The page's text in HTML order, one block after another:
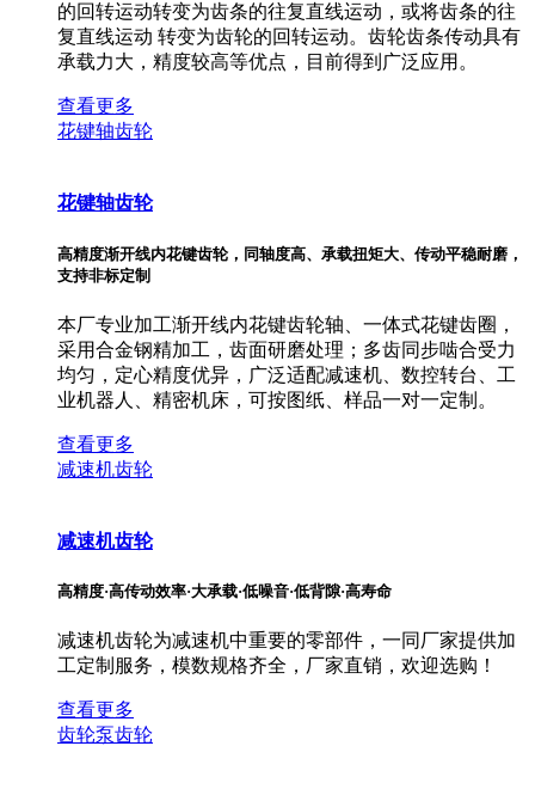
的回转运动转变为齿条的往复直线运动，或将齿条的往
复直线运动 转变为齿轮的回转运动。齿轮齿条传动具有
承载力大，精度较高等优点，目前得到广泛应用。
查看更多
花键轴齿轮
花键轴齿轮
高精度渐开线内花键齿轮，同轴度高、承载扭矩大、传动平稳耐磨，
支持非标定制
本厂专业加工渐开线内花键齿轮轴、一体式花键齿圈，
采用合金钢精加工，齿面研磨处理；多齿同步啮合受力
均匀，定心精度优异，广泛适配减速机、数控转台、工
业机器人、精密机床，可按图纸、样品一对一定制。
查看更多
减速机齿轮
减速机齿轮
高精度·高传动效率·大承载·低噪音·低背隙·高寿命
减速机齿轮为减速机中重要的零部件，一同厂家提供加
工定制服务，模数规格齐全，厂家直销，欢迎选购！
查看更多
齿轮泵齿轮